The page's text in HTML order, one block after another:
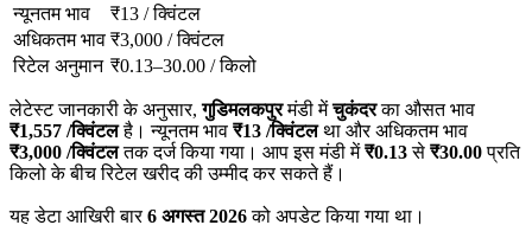
न्यूनतम भाव
₹13 /क्विंटल
अधिकतम भाव ₹3,000 /क्विंटल
रिटेल अनुमान ₹0.13–30.00 /किलो
लेटेस्ट जानकारी के अनुसार,गुडिमलकपुरमंडी मेंचुकंदरका औसत भाव
₹1,557 /क्विंटलहै। न्यूनतम भाव ₹13 /क्विंटलथा और अधिकतम भाव
₹3,000 /क्विंटलतक दर्ज किया गया। आप इस मंडी में₹0.13से ₹30.00प्रति
किलो के बीच रिटेल खरीद की उम्मीद कर सकते हैं।
यह डेटा आखिरी बार6 अगस्त 2026को अपडेट किया गया था।